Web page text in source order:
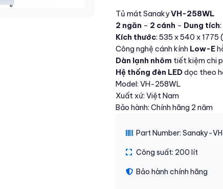
Tủ mát SanakyVH-258WL
2 ngăn – 2 cánh – Dung tích:
Kích thước: 535 x 540 x 1775
Công nghệ cánh kính Low-E
Dàn lạnh nhôm tiết kiệm chi
Hệ thống đèn LEDdọc theo
Model: VH-258WL
Xuất xứ: Việt Nam
Bảo hành: Chính hãng 2 năm
Part Number: Sanaky-
Công suất: 200 lít
Bảo hành chính hãng